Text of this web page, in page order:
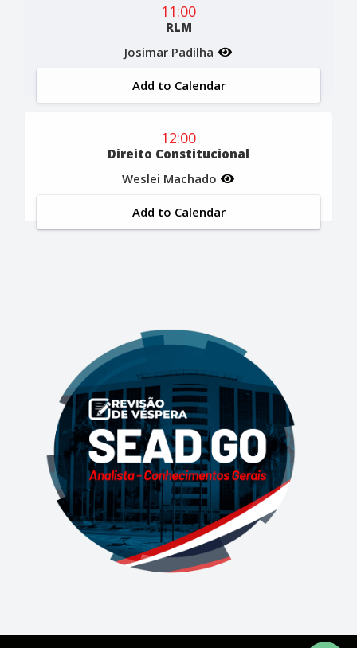
11:00
RLM
Josimar Padilha
Add to Calendar
12:00
Direito Constitucional
Weslei Machado
Add to Calendar